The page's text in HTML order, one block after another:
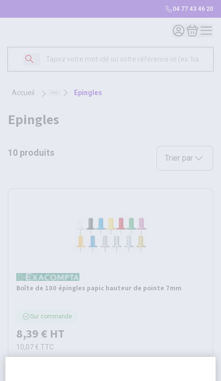
04 77 43 46 20
Mon compte
Mon
accueil epingles
epingles
10 produits
Trier par
Boîte de 100 épingles papic hauteur de pointe 7mm
Sur commande
8,39 € HT
10,07 € TTC